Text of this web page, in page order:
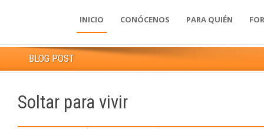
INICIO CONÓCENOS PARA QUIÉN
BLOG POST
Soltar para vivir